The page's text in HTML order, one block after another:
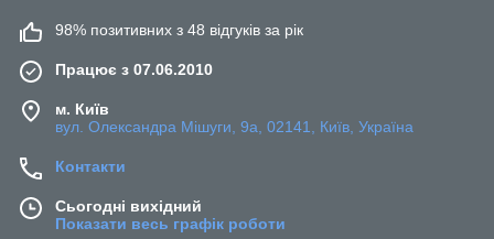
98% позитивних з 48 відгуків за рік
Працює з 07.06.2010
м. Київ
вул. Олександра Мішуги, 9а, 02141, Київ, Україна
Контакти
Сьогодні вихідний
Показати весь графік роботи